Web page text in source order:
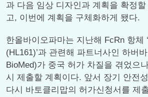
과 다음 임상 디자인과 계획을 확정
고, 이번에 계획을 구체화하게 됐다.
한올바이오파마는 지난해 FcRn 항체
(HL161)’과 관련해 파트너사인 하버
BioMed)가 중국 허가 차질을 겪었으
시 제출할 계획이다. 앞서 장기 안전
다시 바토클리맙의 허가신청서를 제